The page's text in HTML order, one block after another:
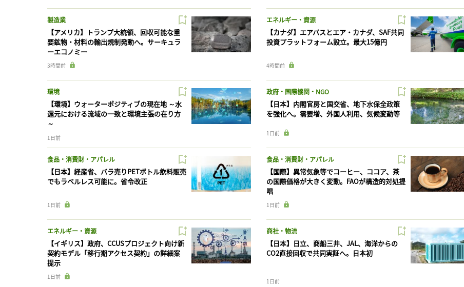
製造業
【アメリカ】トランプ大統領、回収可能な重
要鉱物・材料の輸出規制発動へ。サーキュラ
ーエコノミー
3時間前
エネルギー・資源
【カナダ】エアバスとエア・カナダ、SAF共同
投資プラットフォーム設立。最大15億円
4時間前
環境
【環境】ウォーターポジティブの現在地 ～水
還元における流域の一致と環境主張の在り方
～
1日前
政府・国際機関・NGO
【日本】内閣官房と国交省、地下水保全政策
を強化へ。需要増、外国人利用、気候変動等
1日前
食品・消費財・アパレル
【日本】経産省、バラ売りPETボトル飲料販売
でもラベルレス可能に。省令改正
1日前
食品・消費財・アパレル
【国際】異常気象等でコーヒー、ココア、茶
の国際価格が大きく変動。FAOが構造的対処提
唱
1日前
エネルギー・資源
【イギリス】政府、CCUSプロジェクト向け新
契約モデル「移行期アクセス契約」の詳細案
提示
1日前
商社・物流
【日本】日立、商船三井、JAL、海洋からの
CO2直接回収で共同実証へ。日本初
1日前